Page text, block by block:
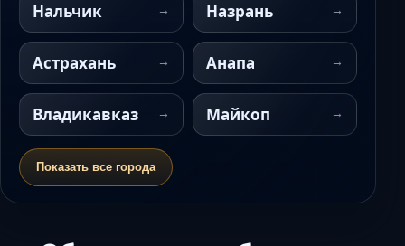
Нальчик Назрань
Астрахань Анапа
Владикавказ Майкоп
Показать все города